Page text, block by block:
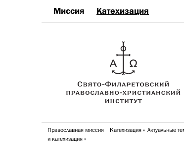
Миссия Катехизация
Православная миссия
и катехизация
Катехизация Актуальные